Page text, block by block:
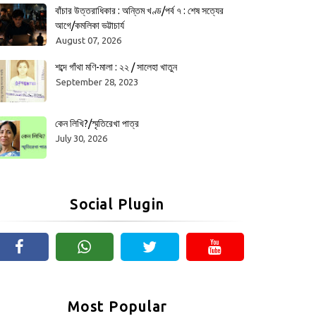
বাঁচার উত্তরাধিকার : অন্তিম খণ্ড/পর্ব ৭ : শেষ সত্যের
আগে/কমলিকা ভট্টাচার্য
August 07, 2026
শব্দে গাঁথা মণি-মালা : ২২ / সালেহা খাতুন
September 28, 2023
কেন লিখি?/স্মৃতিরেখা পাত্র
July 30, 2026
Social Plugin
Most Popular